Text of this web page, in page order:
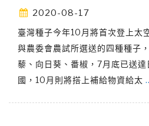
2020-08-17
臺灣種子今年10月將首次登上太
與農委會農試所選送的四種種子
藜、向日葵、番椒，7月底已送
國，10月則將搭上補給物資給太